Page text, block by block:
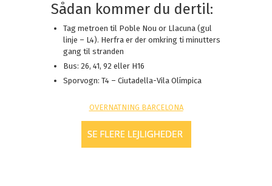
Sådan kommer du dertil:
Tag metroen til Poble Nou or Llacuna (gul
linje – L4). Herfra er der omkring ti minutters
gang til stranden
Bus: 26, 41, 92 eller H16
Sporvogn: T4 – Ciutadella-Vila Olímpica
OVERNATNING BARCELONA